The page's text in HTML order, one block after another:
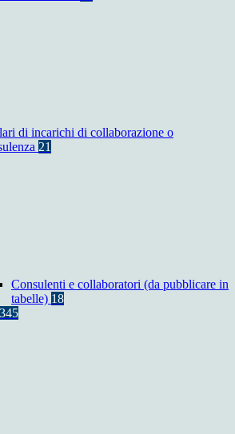
di incarichi di collaborazione o
21
Consulenti e collaboratori (da pubblicare in
tabelle) 18
345